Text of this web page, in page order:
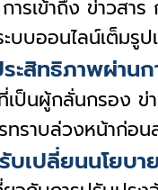
ารเข้าถึง ข่าวส
ะบบออนไลน์เต็ม
สิทธิภาพผ่านก
ป็นผู้กลั่นกรอง ข่
ทราบล่วงหน้าก่อ
รับเปลี่ยนนโย